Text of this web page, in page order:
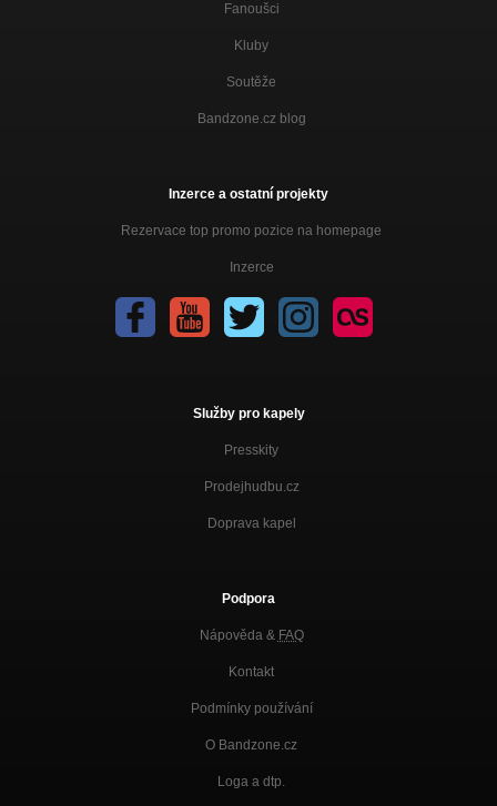
Fanoušci
Kluby
Soutěže
Bandzone.cz blog
Inzerce a ostatní projekty
Rezervace top promo pozice na homepage
Inzerce
Služby pro kapely
Presskity
Prodejhudbu.cz
Doprava kapel
Podpora
Nápověda & FAQ
Kontakt
Podmínky používání
O Bandzone.cz
Loga a dtp.